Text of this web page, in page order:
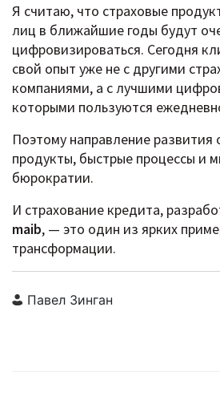
Я считаю, что страховые
лиц в ближайшие годы будут
цифровизироваться. Сегодня
свой опыт уже не с другими
компаниями, а с лучшими
которыми пользуются
Поэтому направление развития
продукты, быстрые процессы и
бюрократии.
И страхование кредита,
maib, — это один из ярких
трансформации.
Павел Зинган